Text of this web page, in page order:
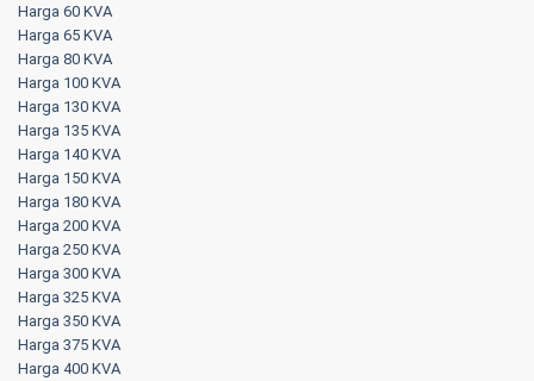
Harga 60 KVA
Harga 65 KVA
Harga 80 KVA
Harga 100 KVA
Harga 130 KVA
Harga 135 KVA
Harga 140 KVA
Harga 150 KVA
Harga 180 KVA
Harga 200 KVA
Harga 250 KVA
Harga 300 KVA
Harga 325 KVA
Harga 350 KVA
Harga 375 KVA
Harga 400 KVA